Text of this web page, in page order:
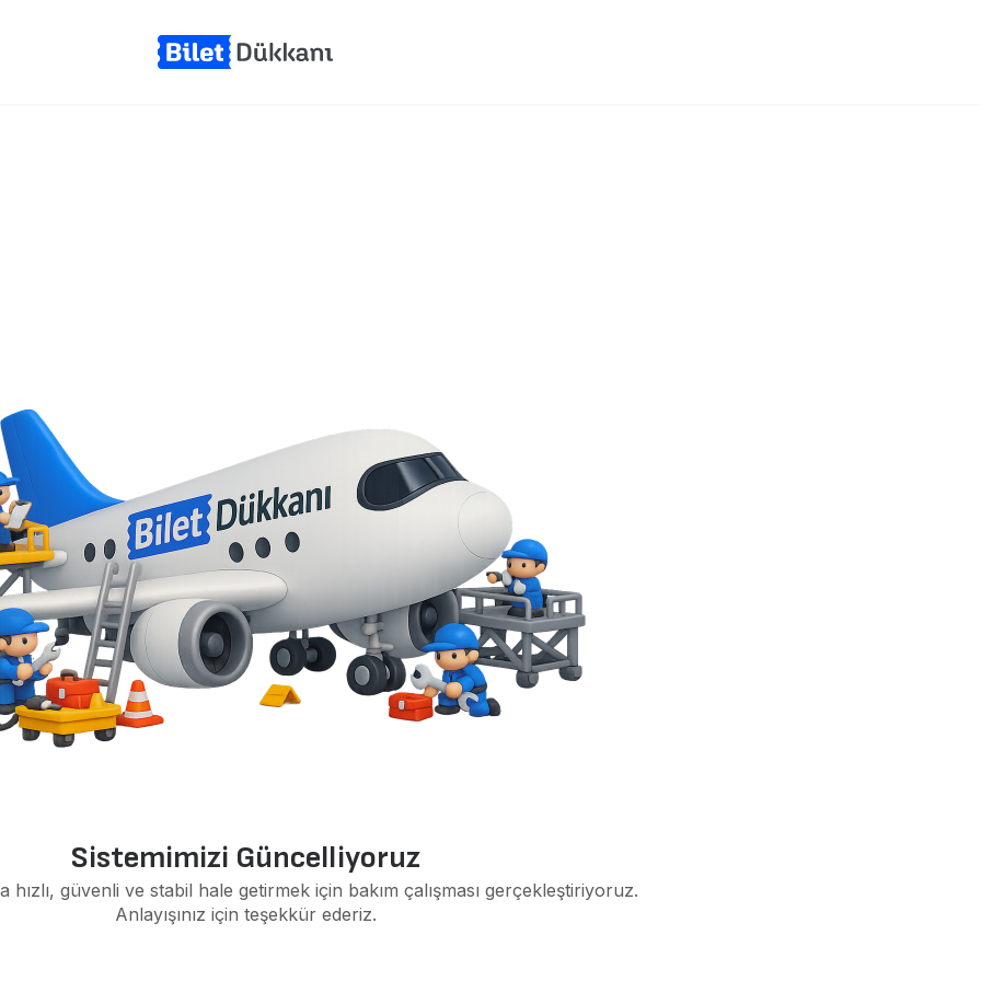
Sistemimizi Güncelliyoruz
hızlı, güvenli ve stabil hale getirmek için bakım çalışması gerçekleştiriyoruz.
Anlayışınız için teşekkür ederiz.